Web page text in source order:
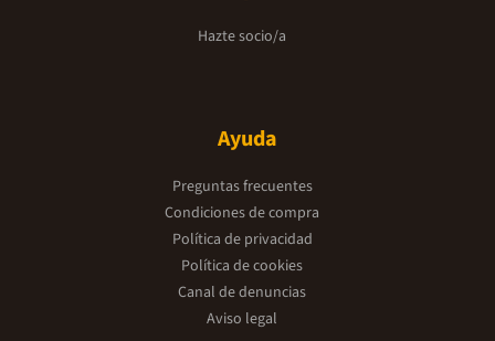
Hazte socio/a
Ayuda
Preguntas frecuentes
Condiciones de compra
Política de privacidad
Política de cookies
Canal de denuncias
Aviso legal